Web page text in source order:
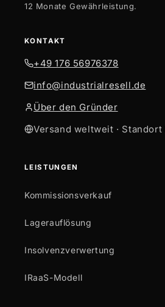
12 Monate Gewährleistung.
KONTAKT
+49 176 56976378
info@industrialresell.de
Über den Gründer
Versand weltweit ·
LEISTUNGEN
Kommissionsverkauf
Lagerauflösung
Insolvenzverwertung
IRaaS-Modell